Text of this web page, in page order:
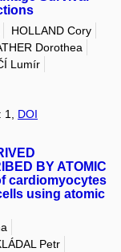
HOLLAND Cory
Dorothea
Lumír
1, DOI
BY ATOMIC
cardiomyocytes
using atomic
Petr